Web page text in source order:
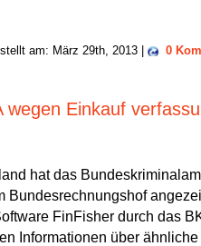
am: März 29th, 2013 | 0
wegen Einkauf
hat das
Bundesrechnungshof
FinFisher durch das
Informationen über